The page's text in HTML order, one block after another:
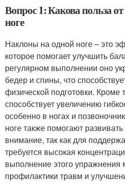
Вопрос 1: Какова польза
ноге
Наклоны на одной ноге – это
которое помогает улучшить
регулярном выполнении оно
бедер и спины, что
физической подготовки. Кроме
способствует увеличению
особенно в ногах и
ноге также помогают
внимание, так как для
требуется высокая
выполнение этого упражнения
профилактики травм и